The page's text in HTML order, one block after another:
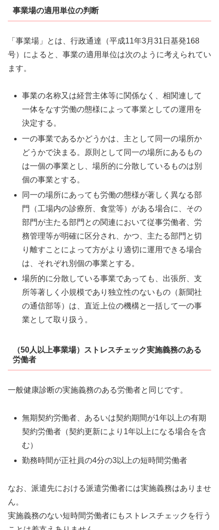
事業場の適用単位の判断
「事業場」とは、行政通達（平成11年3月31日基発168
号）によると、事業の適用単位は次のように考えられてい
ます。
事業の名称又は経営主体等に関係なく、相関連して
一体をなす労働の態様によって事業としての運用を
決定する。
一の事業であるかどうかは、主として同一の場所か
どうかで決まる。原則として同一の場所にあるもの
は一個の事業とし、場所的に分散しているものは別
個の事業とする。
同一の場所にあっても労働の態様が著しく異なる部
門（工場内の診療所、食堂等）がある場合に、その
部門が主たる部門との関連において従事労働者、労
務管理等が明確に区分され、かつ、主たる部門と切
り離すことによって方がより適切に運用できる場合
は、それぞれ別個の事業とする。
場所的に分散している事業であっても、出張所、支
所等著しく小規模であり独立性のないもの（新聞社
の通信部等）は、直近上位の機構と一括して一の事
業として取り扱う。
（50人以上事業場）ストレスチェック実施義務のある
労働者
一般健康診断の実施義務のある労働者と同じです。
無期契約労働者、あるいは契約期間が1年以上の有期
契約労働者（契約更新により1年以上になる場合を含
む）
勤務時間が正社員の4分の3以上の短時間労働者
なお、派遣先における派遣労働者には実施義務はありませ
ん。
実施義務のない短時間労働者にもストレスチェックを行う